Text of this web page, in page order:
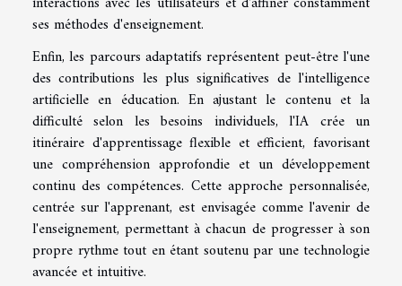
ses méthodes d'enseignement.
Enfin, les parcours adaptatifs représentent peut-être l'une
des contributions les plus significatives de l'intelligence
artificielle en éducation. En ajustant le contenu et la
difficulté selon les besoins individuels, l'IA crée un
itinéraire d'apprentissage flexible et efficient, favorisant
une compréhension approfondie et un développement
continu des compétences. Cette approche personnalisée,
centrée sur l'apprenant, est envisagée comme l'avenir de
l'enseignement, permettant à chacun de progresser à son
propre rythme tout en étant soutenu par une technologie
avancée et intuitive.